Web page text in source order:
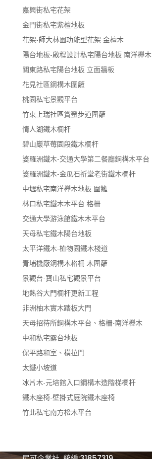
嘉興街私宅花架
金門街私宅紫檀地板
花架-師大林園功能型花架 金檀木
陽台地板-啟程設計私宅陽台地板 南洋櫸木
關東路私宅陽台地板 立面牆板
花見社區鋼構木圍籬
桃園私宅景觀平台
竹東上瑞社區賞螢步道圍籬
情人湖鐵木欄杆
碧山巖草莓園段鐵木欄杆
婆羅洲鐵木-交通大學第二餐廳鋼構木平台
婆羅洲鐵木-金瓜石祈堂老街鐵木欄杆
中壢私宅南洋櫸木地板 圍籬
林口私宅鐵木木平台 格柵
交通大學游泳館鐵木木平台
天母私宅鐵木陽台地板
太平洋鐵木-植物園鐵木棧道
青埔機廠鋼構木格柵 木圍籬
景觀台-寶山私宅觀景平台
地熱谷大門欄杆更新工程
非洲柚木實木踏板大門
天母招待所鋼構木平台、格柵-南洋櫸木
中和私宅露台地板
保平路和室、橫拉門
太鐵小坡道
冰片木-元培館入口鋼構木造階梯欄杆
鐵木座椅-壁掛式庭院鐵木座椅
竹北私宅南方松木平台